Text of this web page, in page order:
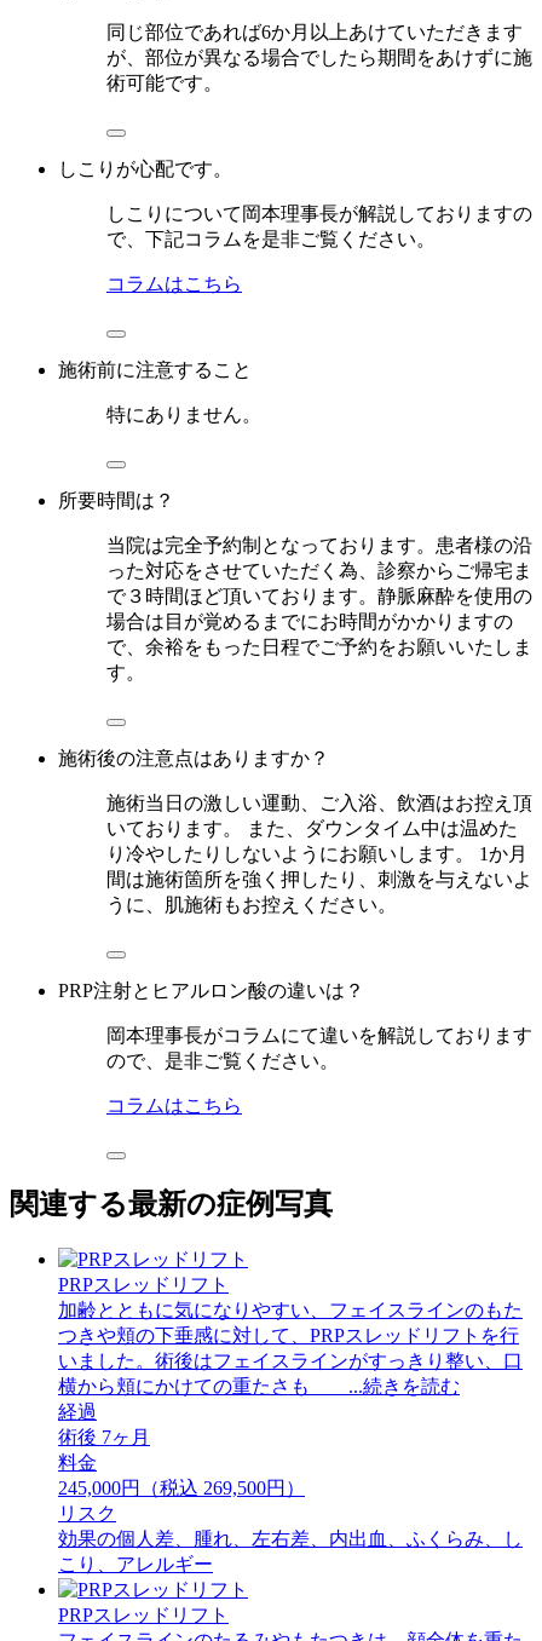
同じ部位であれば6か月以上あけていただきます
が、部位が異なる場合でしたら期間をあけずに施
術可能です。
しこりが心配です。
しこりについて岡本理事長が解説しておりますの
で、下記コラムを是非ご覧ください。
コラムはこちら
施術前に注意すること
特にありません。
所要時間は？
当院は完全予約制となっております。患者様の沿
った対応をさせていただく為、診察からご帰宅ま
で３時間ほど頂いております。静脈麻酔を使用の
場合は目が覚めるまでにお時間がかかりますの
で、余裕をもった日程でご予約をお願いいたしま
す。
施術後の注意点はありますか？
施術当日の激しい運動、ご入浴、飲酒はお控え頂
いております。 また、ダウンタイム中は温めた
り冷やしたりしないようにお願いします。 1か月
間は施術箇所を強く押したり、刺激を与えないよ
うに、肌施術もお控えください。
PRP注射とヒアルロン酸の違いは？
岡本理事長がコラムにて違いを解説しております
ので、是非ご覧ください。
コラムはこちら
関連する最新の症例写真
PRPスレッドリフト
加齢とともに気になりやすい、フェイスラインのもた
つきや頬の下垂感に対して、PRPスレッドリフトを行
いました。術後はフェイスラインがすっきり整い、口
横から頬にかけての重たさも ...続きを読む
経過
術後 7ヶ月
料金
245,000円（税込 269,500円）
リスク
効果の個人差、腫れ、左右差、内出血、ふくらみ、し
こり、アレルギー
PRPスレッドリフト